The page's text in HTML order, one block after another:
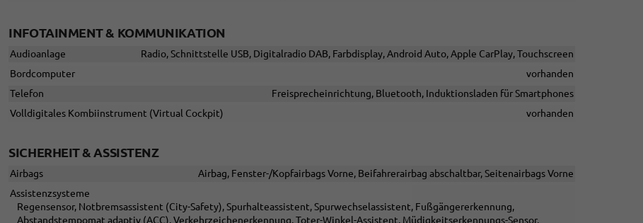
INFOTAINMENT & KOMMUNIKATION
Audioanlage
Radio, Schnittstelle USB, Digitalradio DAB, Farbdisplay, Android Auto, Apple CarPlay, Touchscreen
Bordcomputer
vorhanden
Telefon
Freisprecheinrichtung, Bluetooth, Induktionsladen für Smartphones
Volldigitales Kombiinstrument (Virtual Cockpit)
vorhanden
SICHERHEIT & ASSISTENZ
Airbags
Airbag, Fenster-/Kopfairbags Vorne, Beifahrerairbag abschaltbar, Seitenairbags Vorne
Assistenzsysteme
Regensensor, Notbremsassistent (City-Safety), Spurhalteassistent, Spurwechselassistent, Fußgängererkennung,
Abstandstempomat adaptiv (ACC), Verkehrzeichenerkennung, Toter-Winkel-Assistent, Müdigkeitserkennungs-Sensor,